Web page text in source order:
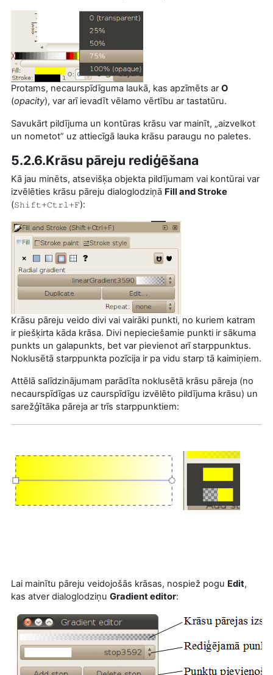
Protams, necaurspīdīguma laukā, kas apzīmēts arO
(opacity), var arī ievadīt vēlamo vērtību ar tastatūru.
Savukārt pildījuma un kontūras krāsu var mainīt, „aizvelkot
un nometot” uz attiecīgā lauka krāsu paraugu no paletes.
5.2.6.Krāsu pāreju rediģēšana
Kā jau minēts, atsevišķa objekta pildījumam vai kontūrai var
izvēlēties krāsu pāreju dialoglodziņā Fill and Stroke
(Shift+Ctrl+F):
Krāsu pāreju veido divi vai vairāki punkti, no kuriem katram
ir piešķirta kāda krāsa. Divi nepieciešamie punkti ir sākuma
punkts un galapunkts, bet var pievienot arī starppunktus.
Noklusētā starppunkta pozīcija ir pa vidu starp tā kaimiņiem.
Attēlā salīdzinājumam parādīta noklusētā krāsu pāreja (no
necaurspīdīgas uz caurspīdīgu izvēlēto pildījuma krāsu) un
sarežģītāka pāreja ar trīs starppunktiem:
Lai mainītu pāreju veidojošās krāsas, nospiež pogu Edit,
kas atver dialoglodziņu Gradient editor: